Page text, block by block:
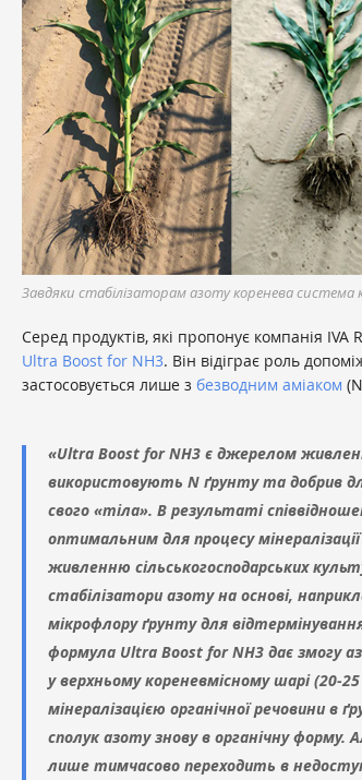
Завдяки стабілізаторам азоту коренева система
Серед продуктів, які пропонує компанія IVA
Ultra Boost for NH3. Він відіграє роль
застосовується лише з безводним аміаком
«Ultra Boost for NH3 є джерелом
використовують N ґрунту та добрив
свого «тіла». В результаті
оптимальним для процесу
живленню сільськогосподарських
стабілізатори азоту на основі,
мікрофлору ґрунту для
формула Ultra Boost for NH3 дає змогу
у верхньому кореневмісному шарі (20-
мінералізацією органічної речовини в
сполук азоту знову в органічну форму.
лише тимчасово переходить в